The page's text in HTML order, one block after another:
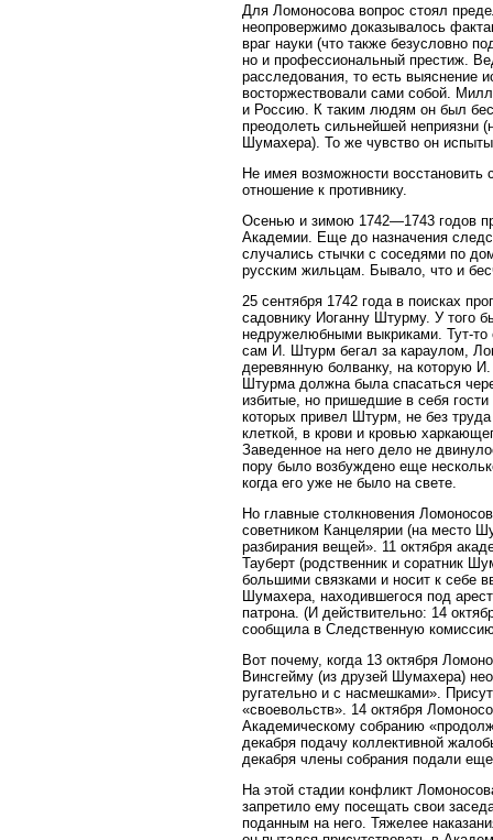
Для Ломоносова вопрос стоял
неопровержимо доказывалось
враг науки (что также безусловно
но и профессиональный престиж.
расследования, то есть выяснение
восторжествовали сами собой.
и Россию. К таким людям он был
преодолеть сильнейшей неприязни
Шумахера). То же чувство он
Не имея возможности
отношение к противнику.
Осенью и зимою 1742—1743 годов
Академии. Еще до назначения
случались стычки с соседями по
русским жильцам. Бывало, что и
25 сентября 1742 года в поисках
садовнику Иоганну Штурму. У того
недружелюбными выкриками. Тут-
сам И. Штурм бегал за караулом,
деревянную болванку, на которую
Штурма должна была спасаться
избитые, но пришедшие в себя гости
которых привел Штурм, не без
клеткой, в крови и кровью
Заведенное на него дело не
пору было возбуждено еще
когда его уже не было на свете.
Но главные столкновения
советником Канцелярии (на место
разбирания вещей». 11 октября
Тауберт (родственник и соратник
большими связками и носит к себе
Шумахера, находившегося под
патрона. (И действительно: 14
сообщила в Следственную
Вот почему, когда 13 октября
Винсгейму (из друзей Шумахера)
ругательно и с насмешками».
«своевольств». 14 октября
Академическому собранию
декабря подачу коллективной
декабря члены собрания подали
На этой стадии конфликт
запретило ему посещать свои
поданным на него. Тяжелее